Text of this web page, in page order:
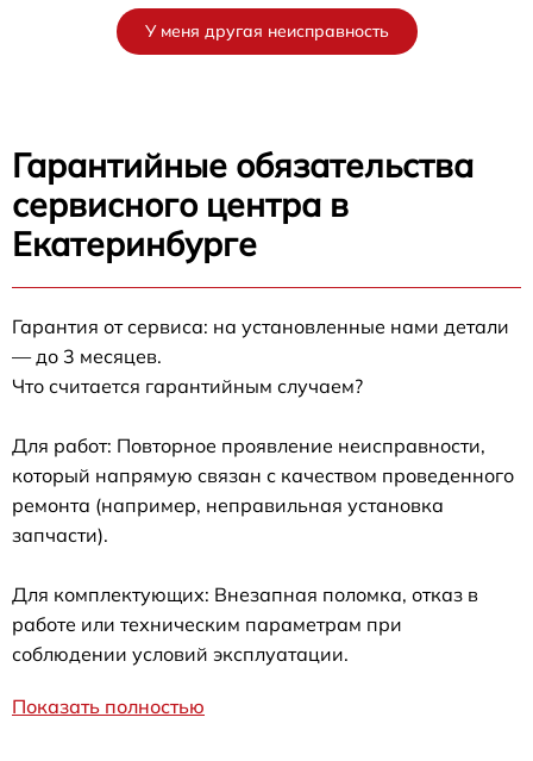
У меня другая неисправность
Гарантийные обязательства
сервисного центра в
Екатеринбурге
Гарантия от сервиса: на установленные нами детали
— до 3 месяцев.
Что считается гарантийным случаем?
Для работ: Повторное проявление неисправности,
который напрямую связан с качеством проведенного
ремонта (например, неправильная установка
запчасти).
Для комплектующих: Внезапная поломка, отказ в
работе или техническим параметрам при
соблюдении условий эксплуатации.
Показать полностью